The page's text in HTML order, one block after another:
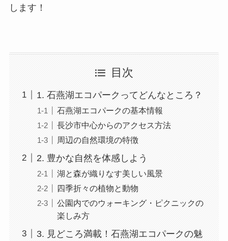
します！
目次
1. 石燕湖エコパークってどんなところ？
石燕湖エコパークの基本情報
長沙市中心からのアクセス方法
周辺の自然環境の特徴
2. 豊かな自然を体感しよう
湖と森が織りなす美しい風景
四季折々の植物と動物
公園内でのウォーキング・ピクニックの
楽しみ方
3. 見どころ満載！石燕湖エコパークの魅